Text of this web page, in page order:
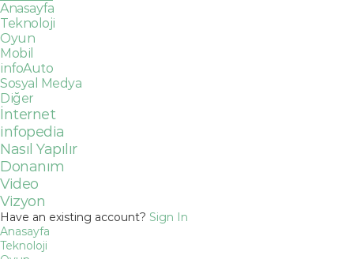
Anasayfa
Teknoloji
Oyun
Mobil
infoAuto
Sosyal Medya
Diğer
İnternet
infopedia
Nasıl Yapılır
Donanım
Video
Vizyon
Have an existing account? Sign In
Anasayfa
Teknoloji